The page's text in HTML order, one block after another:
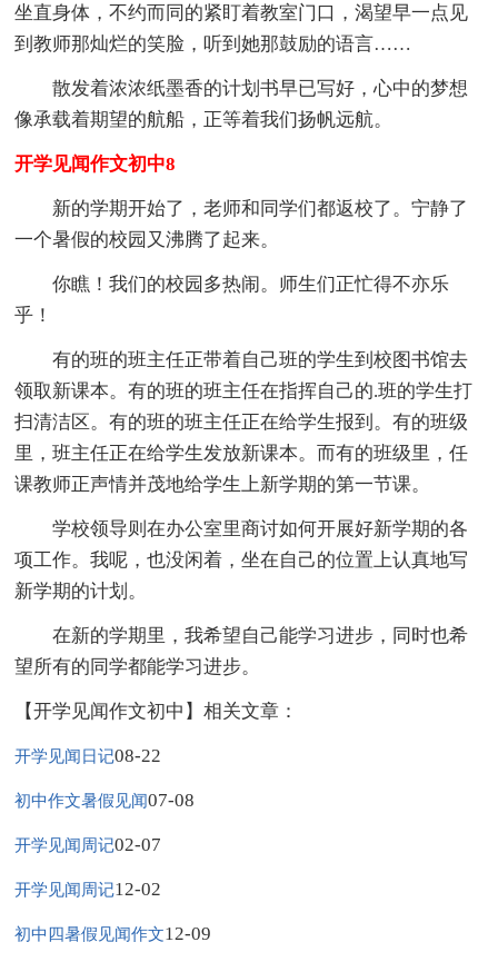
坐直身体，不约而同的紧盯着教室门口，渴望早一点见
到教师那灿烂的笑脸，听到她那鼓励的语言……
散发着浓浓纸墨香的计划书早已写好，心中的梦想
像承载着期望的航船，正等着我们扬帆远航。
开学见闻作文初中8
新的学期开始了，老师和同学们都返校了。宁静了
一个暑假的校园又沸腾了起来。
你瞧！我们的校园多热闹。师生们正忙得不亦乐
乎！
有的班的班主任正带着自己班的学生到校图书馆去
领取新课本。有的班的班主任在指挥自己的.班的学生打
扫清洁区。有的班的班主任正在给学生报到。有的班级
里，班主任正在给学生发放新课本。而有的班级里，任
课教师正声情并茂地给学生上新学期的第一节课。
学校领导则在办公室里商讨如何开展好新学期的各
项工作。我呢，也没闲着，坐在自己的位置上认真地写
新学期的计划。
在新的学期里，我希望自己能学习进步，同时也希
望所有的同学都能学习进步。
【开学见闻作文初中】相关文章：
开学见闻日记08-22
初中作文暑假见闻07-08
开学见闻周记02-07
开学见闻周记12-02
初中四暑假见闻作文12-09